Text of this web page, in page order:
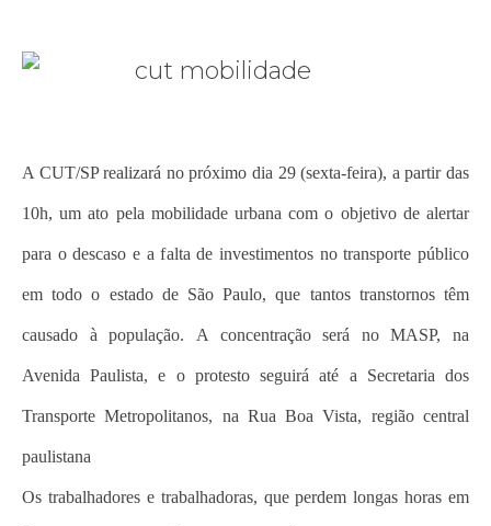
A CUT/SP realizará no próximo dia 29 (sexta-feira), a partir das
10h, um ato pela mobilidade urbana com o objetivo de alertar
para o descaso e a falta de investimentos no transporte público
em todo o estado de São Paulo, que tantos transtornos têm
causado à população. A concentração será no MASP, na
Avenida Paulista, e o protesto seguirá até a Secretaria dos
Transporte Metropolitanos, na Rua Boa Vista, região central
paulistana
Os trabalhadores e trabalhadoras, que perdem longas horas em